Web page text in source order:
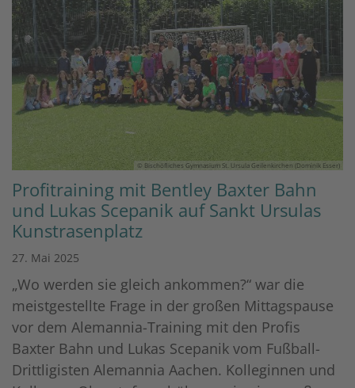
© Bischöfliches Gymnasium St. Ursula Geilenkirchen (Dominik Esser)
Profitraining mit Bentley Baxter Bahn
und Lukas Scepanik auf Sankt Ursulas
Kunstrasenplatz
27. Mai 2025
„Wo werden sie gleich ankommen?“ war die
meistgestellte Frage in der großen Mittagspause
vor dem Alemannia-Training mit den Profis
Baxter Bahn und Lukas Scepanik vom Fußball-
Drittligisten Alemannia Aachen. Kolleginnen und